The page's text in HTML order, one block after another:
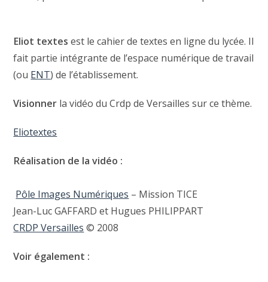
Eliot textes est le cahier de textes en ligne du lycée. Il
fait partie intégrante de l’espace numérique de travail
(ou ENT) de l’établissement.
Visionner la vidéo du Crdp de Versailles sur ce thème.
Eliotextes
Réalisation de la vidéo :
Pôle Images Numériques – Mission TICE
Jean-Luc GAFFARD et Hugues PHILIPPART
CRDP Versailles © 2008
Voir également :